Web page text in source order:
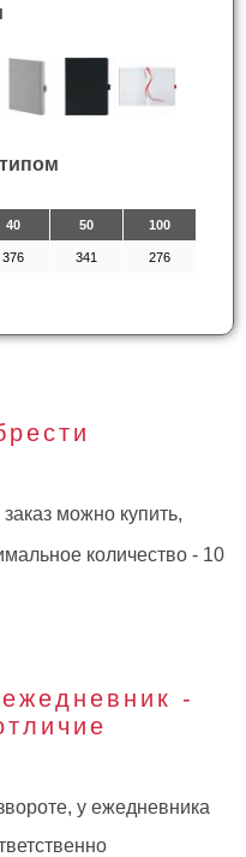
40 50 100
376 341 276
можно купить,
количество - 10
-
у ежедневника